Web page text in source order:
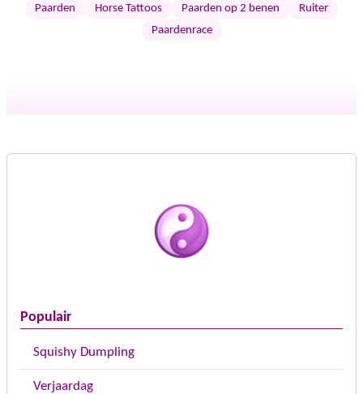
Populair
Squishy Dumpling
Verjaardag
Paarden
Horse Tattoos Paarden op 2 benen
Ruiter
Paardenrace